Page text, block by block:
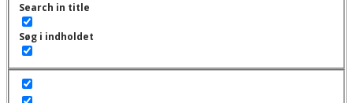
Search in title
Søg i indholdet